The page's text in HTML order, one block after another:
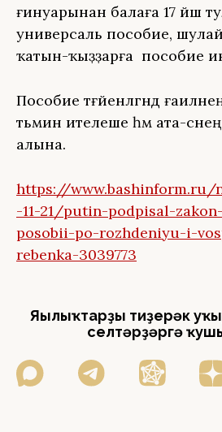
ғинуарынан балаға 17 йәш
универсаль пособие,
ҡатын-ҡыҙҙарға пособие
Пособие тәғәйенләгәндә
тәьмин ителеше һәм ата-
алына.
https://www.bashinform.ru/
-11-21/putin-podpisal-
posobii-po-rozhdeniyu-i-
rebenka-3039773
Яңылыҡтарҙы тиҙерәк
селтәрҙәргә